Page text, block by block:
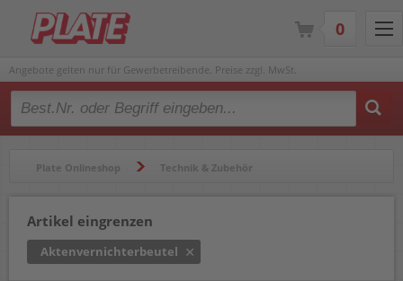
Angebote gelten nur für Gewerbetreibende. Preise zzgl. MwSt.
Type 2 or more characters for results.
Plate Onlineshop Technik & Zubehör
Artikel eingrenzen
Aktenvernichterbeutel
0